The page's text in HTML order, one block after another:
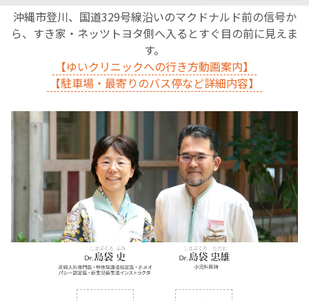
沖縄市登川、国道329号線沿いのマクドナルド前の信号か
ら、すき家・ネッツトヨタ側へ入るとすぐ目の前に見えま
す。
【ゆいクリニックへの行き方動画案内】
【駐車場・最寄りのバス停など詳細内容】